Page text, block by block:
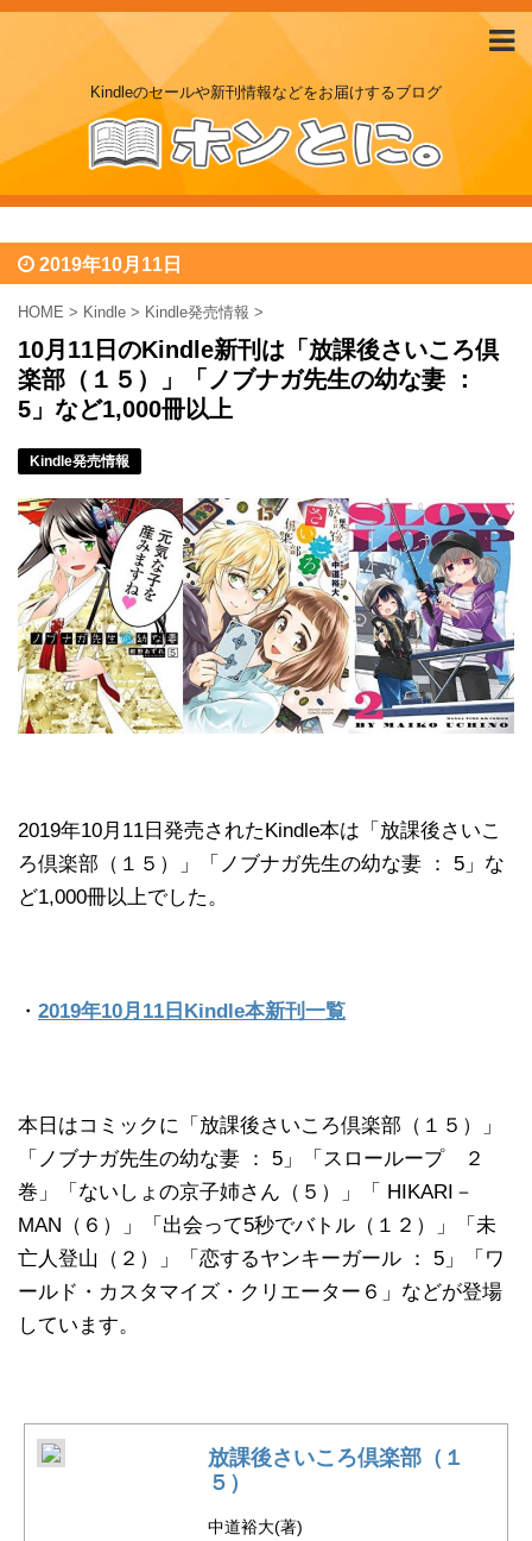
Kindleのセールや新刊情報などをお届けするブログ
2019年10月11日
HOME > Kindle > Kindle発売情報 >
10月11日のKindle新刊は「放課後さいころ倶
楽部（１５）」「ノブナガ先生の幼な妻 ：
5」など1,000冊以上
Kindle発売情報
2019年10月11日発売されたKindle本は「放課後さいこ
ろ倶楽部（１５）」「ノブナガ先生の幼な妻 ： 5」な
ど1,000冊以上でした。
・ 2019年10月11日Kindle本新刊一覧
本日はコミックに「放課後さいころ倶楽部（１５）」
「ノブナガ先生の幼な妻 ： 5」「スローループ ２
巻」「ないしょの京子姉さん（５）」「 HIKARI－
MAN（６）」「出会って5秒でバトル（１２）」「未
亡人登山（２）」「恋するヤンキーガール ： 5」「ワ
ールド・カスタマイズ・クリエーター６」などが登場
しています。
放課後さいころ倶楽部（１
５）
中道裕大(著)